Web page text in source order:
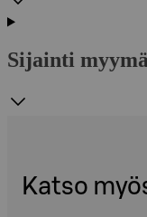
Sijainti
Katso